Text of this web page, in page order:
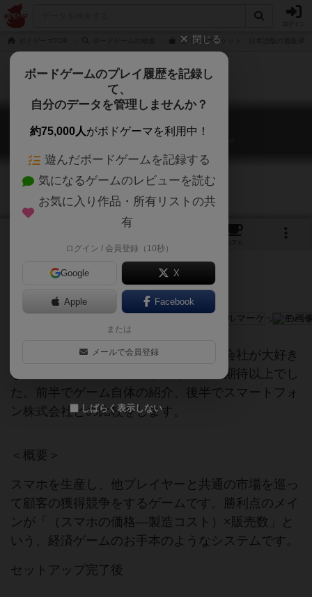
モバイルマーケット 日本語版の通販/商
モバイルマーケット
Mobile Markets: A Smartphone Inc. Game
カフェ
めっちゃ面白い。スマートフォン株式会社が大好き
なのでボドゲカフェで試したところ、期待以上でし
た。前半でゲーム自体の紹介、後半でスマートフォ
ン株式会社との比較をします。
＜概要＞
スマホを生産し、他プレイヤーと共通の市場を巡っ
て顧客の獲得競争をするゲームです。勝利点のメイ
ンが「（スマホの価格―製造コスト）×販売数」と
いう、経済ゲームのお手本のようなシステムです。
セットアップ完了後
閉じる
ボードゲームのプレイ履歴を記録し
て、
自分のデータを管理しませんか？
約75,000人がボドゲーマを利用中！
遊んだボードゲームを記録する
気になるゲームのレビューを読む
お気に入り作品・所有リストの共
有
ログイン / 会員登録（10秒）
Google X
Apple Facebook
または
メールで会員登録
しばらく表示しない